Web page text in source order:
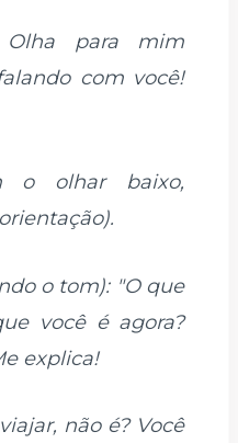
Olha para mim
com você!
o olhar baixo,
o tom): "O que
você é agora?
explica!
não é? Você